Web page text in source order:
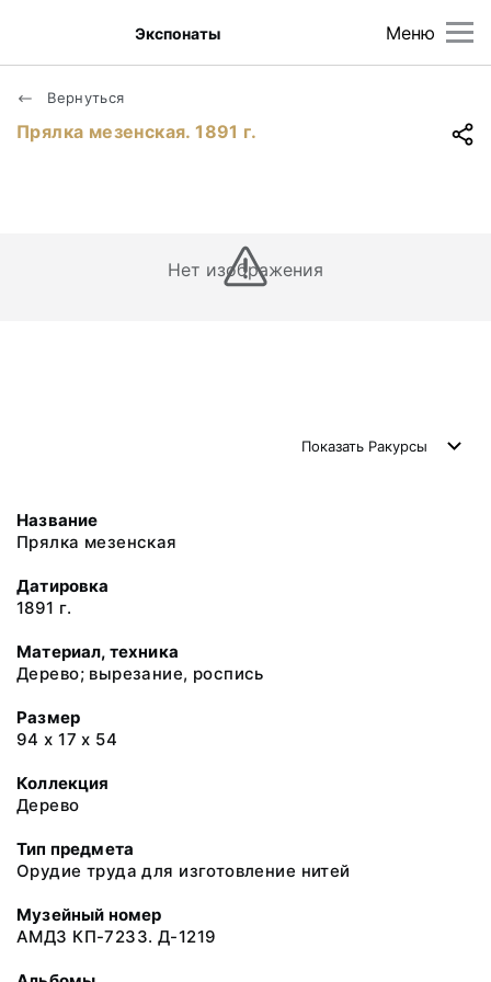
Меню
Экспонаты
Вернуться
Прялка мезенская. 1891 г.
Нет изображения
Показать Ракурсы
Название
Прялка мезенская
Датировка
1891 г.
Материал, техника
Дерево; вырезание, роспись
Размер
94 х 17 х 54
Коллекция
Дерево
Тип предмета
Орудие труда для изготовление нитей
Музейный номер
АМДЗ КП-7233. Д-1219